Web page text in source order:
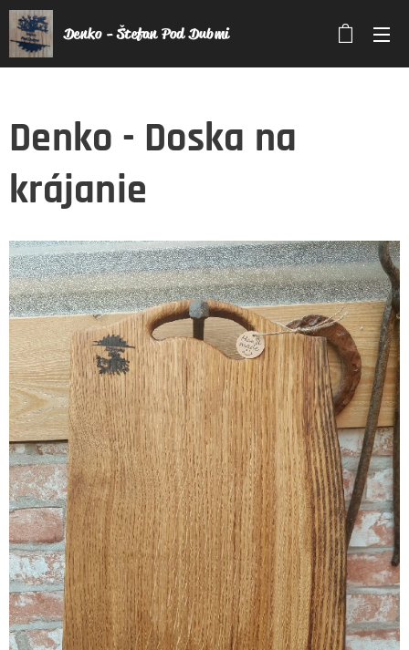
Denko - Štefan Pod Dubmi
Denko - Doska na
krájanie